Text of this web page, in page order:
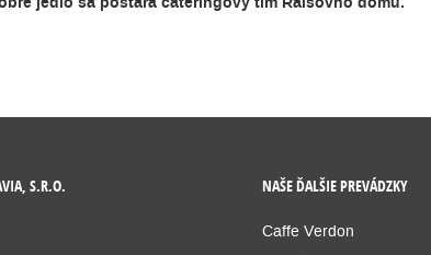
S.R.O. NAŠE ĎALŠIE PREVÁDZKY
Caffe Verdon